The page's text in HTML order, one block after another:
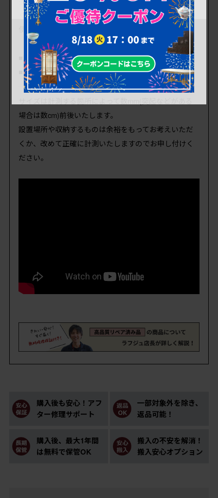
く、状態良好です。
使用上問題のあるダメージはありません。
■座面までの高さ 420mm
■重量 約5kg
場合は数cm)前後いたします。
設置場所や収納するものは余裕をもってお考えいただ
くか、改めて正確に計測いたしますのでお申し付けく
ださい。
【 こちらの商品は動画でもご紹介しています。 】
購入後も安心！アフ
ター修理サポート
一部対象外を除き、
返品可能！
購入後、最大1年間
は無料で保管OK
搬入の不安を解消！
搬入安心オプション